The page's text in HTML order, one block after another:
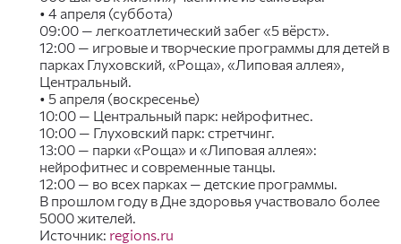
• 4 апреля (суббота)
09:00 — легкоатлетический забег «5 вёрст».
12:00 — игровые и творческие программы для детей в
парках Глуховский, «Роща», «Липовая аллея»,
Центральный.
• 5 апреля (воскресенье)
10:00 — Центральный парк: нейрофитнес.
10:00 — Глуховский парк: стретчинг.
13:00 — парки «Роща» и «Липовая аллея»:
нейрофитнес и современные танцы.
12:00 — во всех парках — детские программы.
В прошлом году в Дне здоровья участвовало более
5000 жителей.
Источник: regions.ru